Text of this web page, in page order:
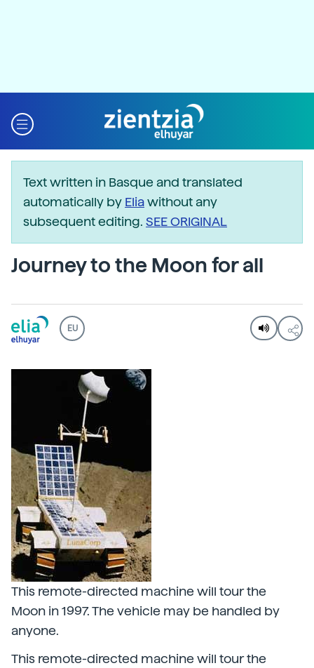
Text written in Basque and translated
automatically by Eliawithout any
subsequent editing. SEE ORIGINAL
Journey to the Moon for all
EU
This remote-directed machine will tour the
Moon in 1997. The vehicle may be handled by
anyone.
This remote-directed machine will tour the